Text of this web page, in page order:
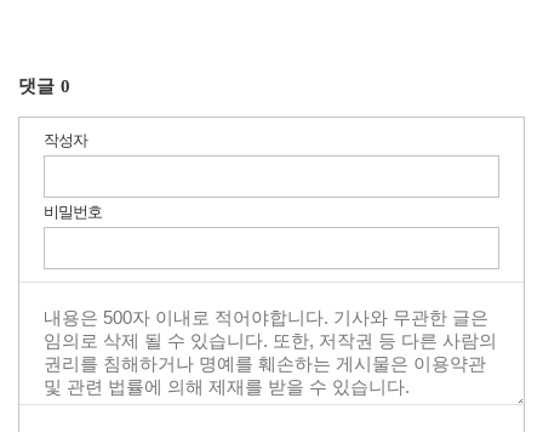
댓글 0
작성자
비밀번호